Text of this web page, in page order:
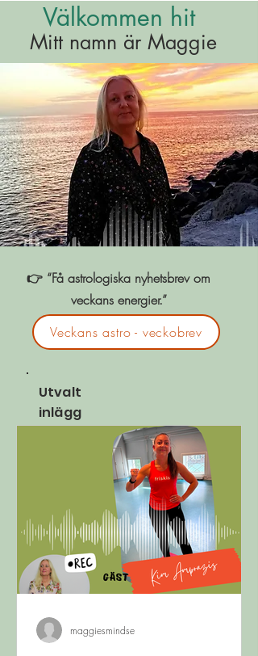
Välkommen hit
Mitt namn är Maggie
👉 “Få astrologiska nyhetsbrev om
veckans energier.”
Veckans astro - veckobrev
Utvalt
inlägg
maggiesmindse